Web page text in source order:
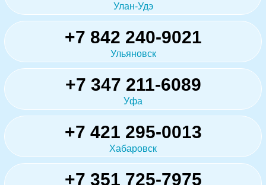
Улан-Удэ
+7 842 240-9021
Ульяновск
+7 347 211-6089
Уфа
+7 421 295-0013
Хабаровск
+7 351 725-7975